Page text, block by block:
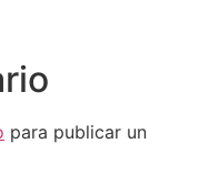
para publicar un